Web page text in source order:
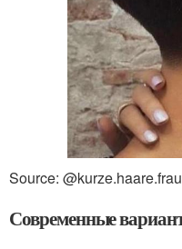
Source:
Современные